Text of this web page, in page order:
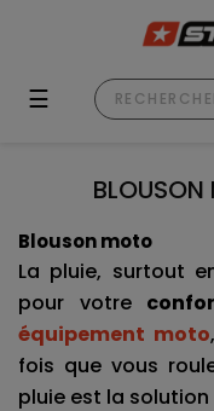
Basculer
☰
BLOUSON
Blouson moto
La pluie, surtout
pour votre
équipement moto
fois que vous
pluie est la